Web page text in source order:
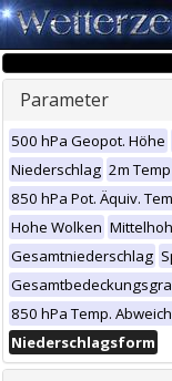
Parameter
500 hPa Geopot. Höhe
Niederschlag 2m Temp
850 hPa Pot. Äquiv.
Hohe Wolken
Gesamtniederschlag
850 hPa Temp.
Niederschlagsform